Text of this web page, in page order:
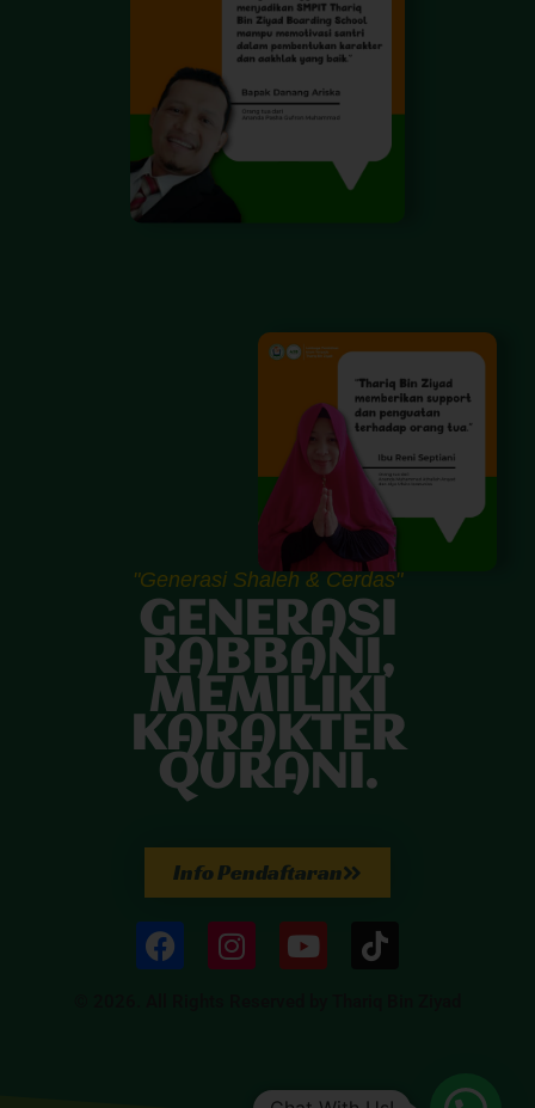
"Generasi Shaleh & Cerdas"
GENERASI
RABBANI,
MEMILIKI
KARAKTER
QURANI.
Info Pendaftaran